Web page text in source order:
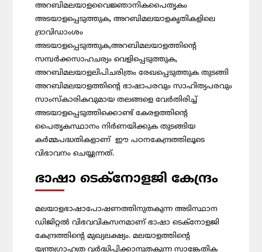
അറബിമലയാളവൈജ്ഞാനികപൈതൃകം
അടയാളപ്പെടുത്തുക, അറബിമലയാളകൃതികളിലെ
ദ്രാവിഡാംശം
അടയാളപ്പെടുത്തുക,അറബിമലയാളത്തിന്റെ
സമ്പർക്കസാഹചര്യം വെളിപ്പെടുത്തുക,
അറബിമലയാളലിപിചരിത്രം രേഖപ്പെടുത്തുക തുടങ്ങി
അറബിമലയാളത്തിന്റെ ഭാഷാപരവും സാഹിത്യപരവും
സാംസ്കാരികവുമായ തലങ്ങളെ വേർതിരിച്ച്
അടയാളപ്പെടുത്തിക്കൊണ്ട് കേരളത്തിന്റെ
പൈതൃകസ്ഥാനം നിർണയിക്കുക തുടങ്ങിയ
കർമ്മപദ്ധതികളാണ് ഈ പഠനകേന്ദ്രത്തിലൂടെ
വിഭാവനം ചെയ്യുന്നത്.
ഭാഷാ ടെക്‌നോളജി കേന്ദ്രം
മലയാളഭാഷാപോഷണത്തിനുതകുന്ന അടിസ്ഥാന
ഡിജിറ്റല്‍ വിഭവവികസനമാണ് ഭാഷാ ടെക്‌നോളജി
കേന്ദ്രത്തിന്റെ മുഖ്യലക്ഷ്യം. മലയാളത്തിന്റെ
യന്ത്രഗ്രാഹ്യത വര്‍ദ്ധിപ്പിക്കാനുതകുന്ന സാങ്കേതിക